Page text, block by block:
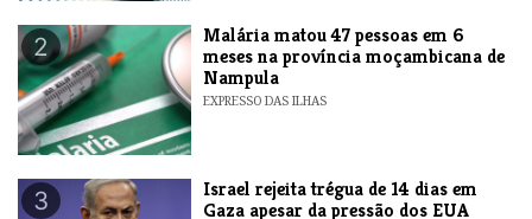
2
​Malária matou 47 pessoas em 6
meses na província moçambicana de
Nampula
EXPRESSO DAS ILHAS
3
​Israel rejeita trégua de 14 dias em
Gaza apesar da pressão dos EUA